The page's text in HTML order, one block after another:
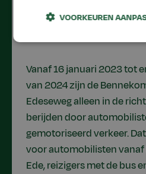
Vanaf 16 januari 2023 tot
van 2024 zijn de
Edeseweg alleen in de
berijden door
gemotoriseerd verkeer.
voor automobilisten
Ede, reizigers met de bus
VOORKEUREN